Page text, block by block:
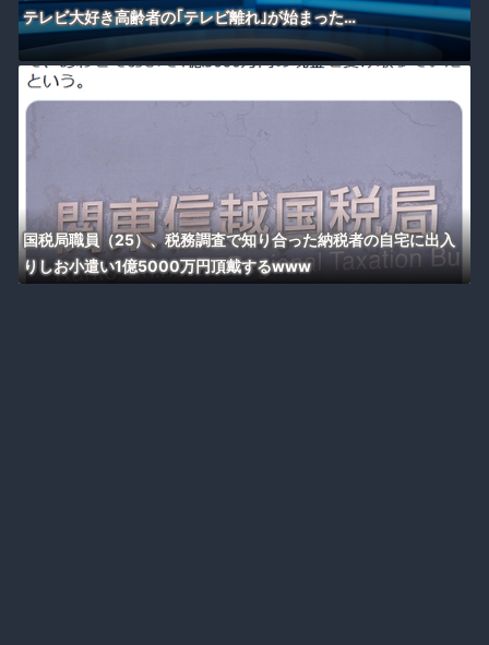
テレビ大好き高齢者の｢テレビ離れ｣が始まった…
国税局職員（25）、税務調査で知り合った納税者の自宅に出入
りしお小遣い1億5000万円頂戴するwww